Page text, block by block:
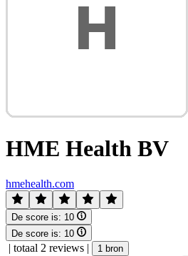
HME Health BV
hmehealth.com
De score is: 10
De score is: 10
| totaal 2 reviews | 1 bron